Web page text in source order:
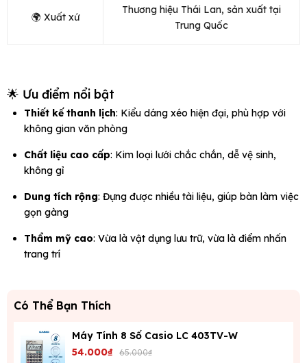
🌍 Xuất xứ
Thương hiệu Thái Lan, sản xuất tại
Trung Quốc
🌟 Ưu điểm nổi bật
Thiết kế thanh lịch: Kiểu dáng xéo hiện đại, phù hợp với
không gian văn phòng
Chất liệu cao cấp: Kim loại lưới chắc chắn, dễ vệ sinh,
không gỉ
Dung tích rộng: Đựng được nhiều tài liệu, giúp bàn làm việc
gọn gàng
Thẩm mỹ cao: Vừa là vật dụng lưu trữ, vừa là điểm nhấn
trang trí
Có Thể Bạn Thích
Máy Tính 8 Số Casio LC 403TV-W
54.000₫ 65.000₫